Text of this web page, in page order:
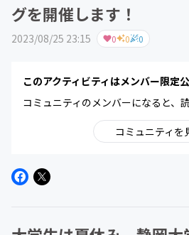
グを開催します！
2023/08/25 23:15 0 0 0
このアクティビティはメンバー限定公
コミュニティのメンバーになると、
コミュニティを